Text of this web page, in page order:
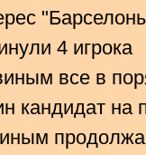
4 игрока
все в
кандидат на